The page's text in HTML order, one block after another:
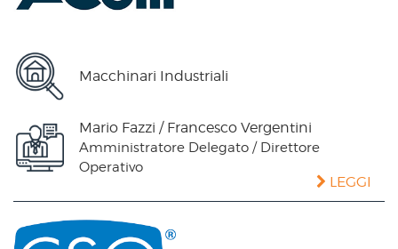
Macchinari Industriali
Mario Fazzi / Francesco Vergentini
Amministratore Delegato / Direttore
Operativo
LEGGI